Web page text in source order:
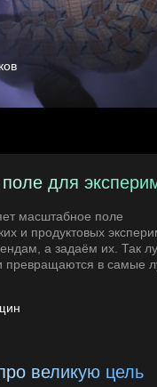
для
масштабное поле
и продуктовых
а задаём их. Так
превращаются в самые
великую цель